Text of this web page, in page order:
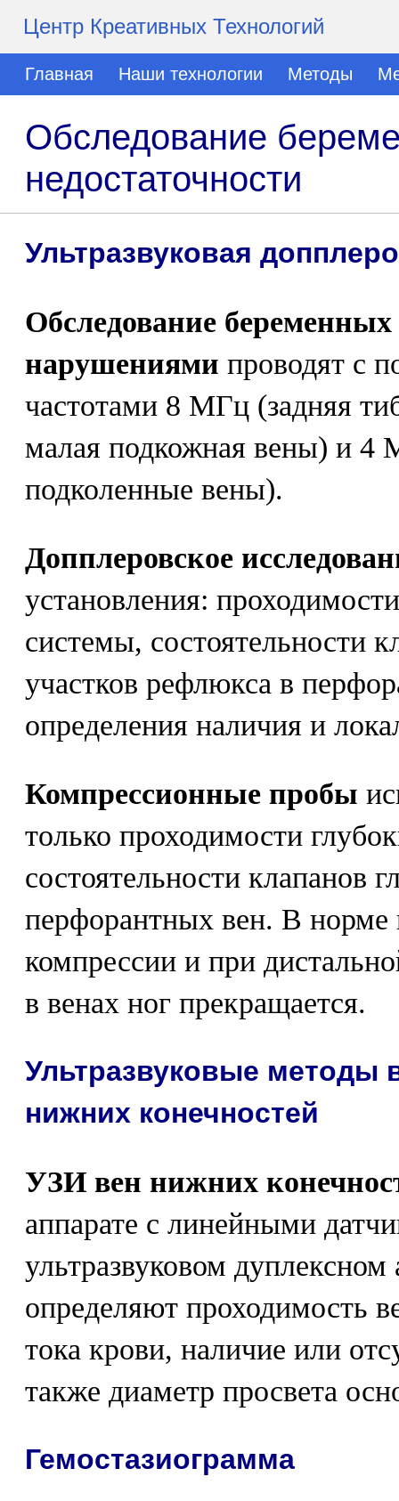
Центр Креативных Технологий
Главная Наши технологии Методы
Обследование
недостаточности
Ультразвуковая
Обследование
нарушениями проводят с
частотами 8 МГц (задняя
малая подкожная вены) и 4
подколенные вены).
Допплеровское
установления:
системы, состоятельности
участков рефлюкса в
определения наличия и
Компрессионные пробы
только проходимости
состоятельности клапанов
перфорантных вен. В норме
компрессии и при
в венах ног прекращается.
Ультразвуковые методы
нижних конечностей
УЗИ вен нижних
аппарате с линейными
ультразвуковом
определяют проходимость
тока крови, наличие или
также диаметр просвета
Гемостазиограмма